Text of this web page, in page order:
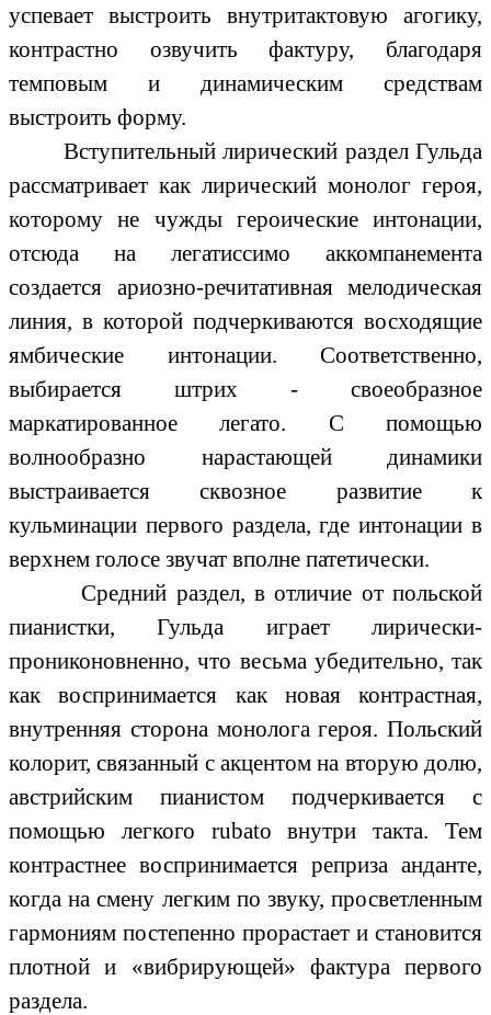
успевает выстроить внутритактовую агогику,
контрастно озвучить фактуру, благодаря
темповым и динамическим средствам
выстроить форму.
Вступительный лирический раздел Гульда
рассматривает как лирический монолог героя,
которому не чужды героические интонации,
отсюда на легатиссимо аккомпанемента
создается ариозно-речитативная мелодическая
линия, в которой подчеркиваются восходящие
ямбические интонации. Соответственно,
выбирается штрих - своеобразное
маркатированное легато. С помощью
волнообразно нарастающей динамики
выстраивается сквозное развитие к
кульминации первого раздела, где интонации в
верхнем голосе звучат вполне патетически.
Средний раздел, в отличие от польской
пианистки, Гульда играет лирически-
прониконовненно, что весьма убедительно, так
как воспринимается как новая контрастная,
внутренняя сторона монолога героя. Польский
колорит, связанный с акцентом на вторую долю,
австрийским пианистом подчеркивается с
помощью легкого rubato внутри такта. Тем
контрастнее воспринимается реприза анданте,
когда на смену легким по звуку, просветленным
гармониям постепенно прорастает и становится
плотной и «вибрирующей» фактура первого
раздела.